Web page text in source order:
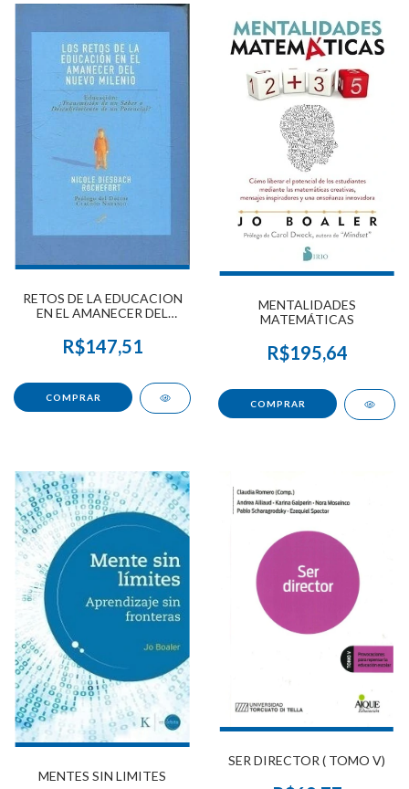
RETOS DE LA EDUCACION
EN EL AMANECER DEL
R$147,51
MENTALIDADES
MATEMÁTICAS
R$195,64
MENTES SIN LIMITES
SER DIRECTOR ( TOMO V)